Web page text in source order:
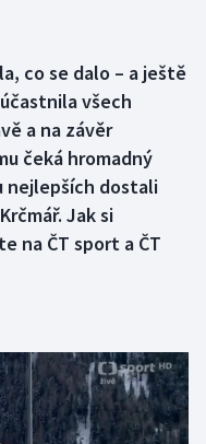
co se dalo – a ještě
všech
a na závěr
čeká hromadný
nejlepších dostali
Jak si
na ČT sport a ČT